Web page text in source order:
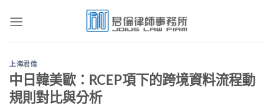
上海君倫
中日韓美歐：RCEP項下的跨境資料流程動
規則對比與分析